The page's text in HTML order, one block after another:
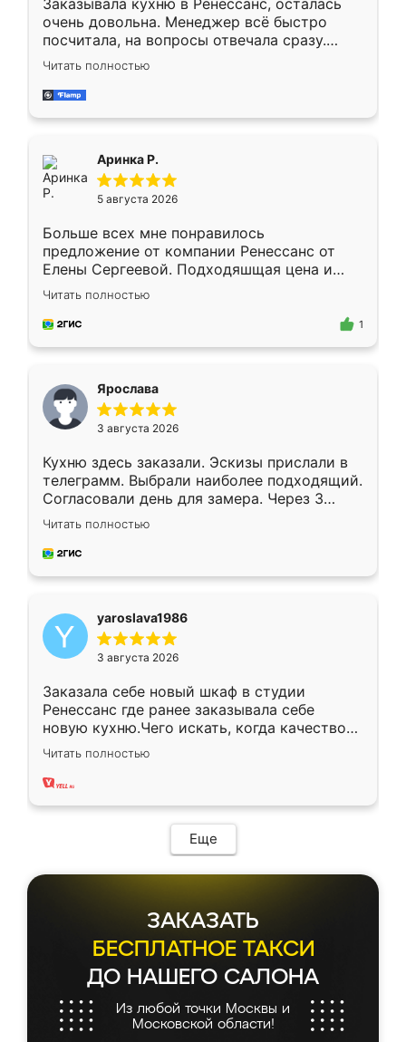
Заказывала кухню в Ренессанс, осталась
очень довольна. Менеджер всё быстро
посчитала, на вопросы отвечала сразу.
Замерщик приехал в субботу, подошёл к
делу со всей ответственностью. Собрали
за день, ребята работали аккуратно, даже
Читать полностью
Аринка Р.
5 августа 2026
Больше всех мне понравилось
предложение от компании Ренессанс от
Елены Сергеевой. Подходяшщая цена и
короткие сроки изготовления. Приехавший
для замера сотрудник Владислав
предложил по моему эскизу самый
Читать полностью
1
Ярослава
3 августа 2026
Кухню здесь заказали. Эскизы прислали в
телеграмм. Выбрали наиболее подходящий.
Согласовали день для замера. Через 3
недели кухня была уже готова. Остались
довольны работой. Спасибо Ренессанс
мебель за качественную работу!
Читать полностью
yaroslava1986
3 августа 2026
Заказала себе новый шкаф в студии
Ренессанс где ранее заказывала себе
новую кухню.Чего искать, когда качеством
вполне довольна. Служит кухня уже почти
два года, нареканий нет.
Читать полностью
Еще
ЗАКАЗАТЬ
БЕСПЛАТНОЕ ТАКСИ
ДО НАШЕГО САЛОНА
Из любой точки Москвы и
Московской области!